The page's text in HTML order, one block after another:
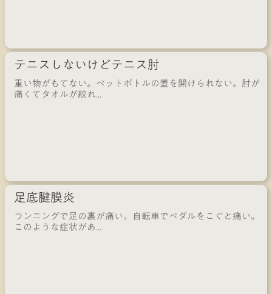
テニスしないけどテニス肘
重い物がもてない。ペットボトルの蓋を開けられない。肘が
痛くてタオルが絞れ...
足底腱膜炎
ランニングで足の裏が痛い。自転車でペダルをこぐと痛い。
このような症状があ...